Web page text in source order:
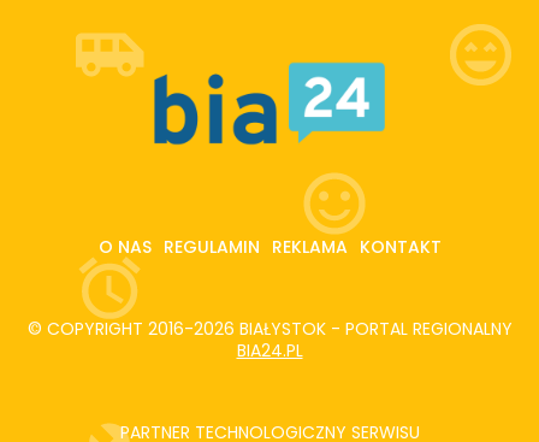
O NAS REGULAMIN REKLAMA KONTAKT
© COPYRIGHT 2016-2026 BIAŁYSTOK - PORTAL REGIONALNY
BIA24.PL
PARTNER TECHNOLOGICZNY SERWISU